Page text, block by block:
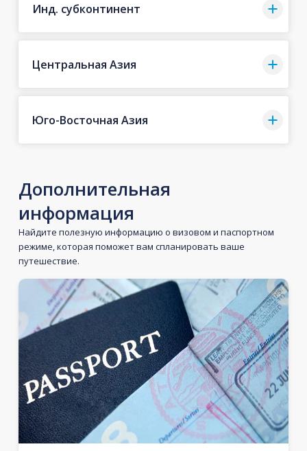
Инд. субконтинент
Центральная Азия
Юго-Восточная Азия
Дополнительная
информация
Найдите полезную информацию о визовом и паспортном
режиме, которая поможет вам спланировать ваше
путешествие.